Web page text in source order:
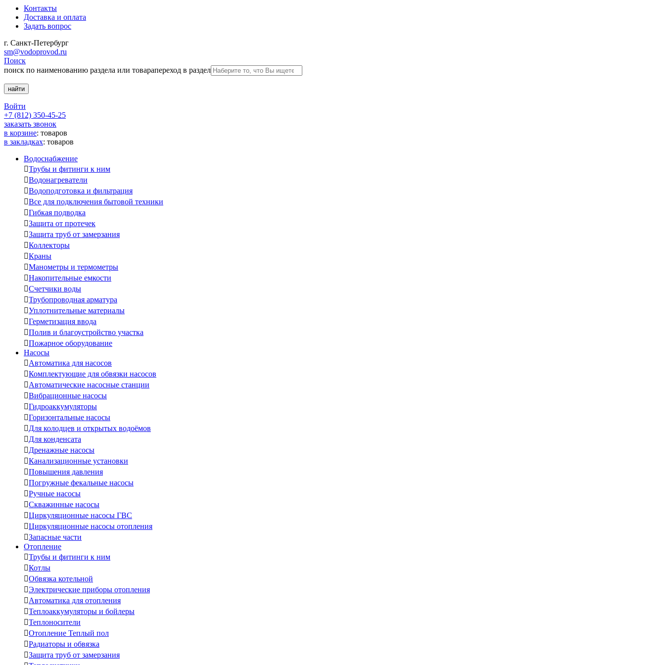
Контакты
Доставка и оплата
Задать вопрос
г. Санкт-Петербург
sm@vodoprovod.ru
Поиск
поиск по наименованию раздела или товарапереход в раздел
Войти
+7 (812) 350-45-25
заказать звонок
в корзине: товаров
в закладках: товаров
Водоснабжение
Трубы и фитинги к ним
Водонагреватели
Водоподготовка и фильтрация
Все для подключения бытовой техники
Гибкая подводка
Защита от протечек
Защита труб от замерзания
Коллекторы
Краны
Манометры и термометры
Накопительные емкости
Счетчики воды
Трубопроводная арматура
Уплотнительные материалы
Герметизация ввода
Полив и благоустройство участка
Пожарное оборудование
Насосы
Автоматика для насосов
Комплектующие для обвязки насосов
Автоматические насосные станции
Вибрационные насосы
Гидроаккумуляторы
Горизонтальные насосы
Для колодцев и открытых водоёмов
Для конденсата
Дренажные насосы
Канализационные установки
Повышения давления
Погружные фекальные насосы
Ручные насосы
Скважинные насосы
Циркуляционные насосы ГВС
Циркуляционные насосы отопления
Запасные части
Отопление
Трубы и фитинги к ним
Котлы
Обвязка котельной
Электрические приборы отопления
Автоматика для отопления
Теплоаккумуляторы и бойлеры
Теплоносители
Отопление Теплый пол
Радиаторы и обвязка
Защита труб от замерзания